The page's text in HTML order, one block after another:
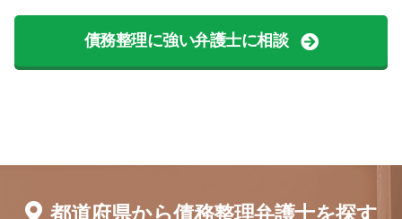
債務整理に強い弁護士に相談
都道府県から債務整理弁護士を探す